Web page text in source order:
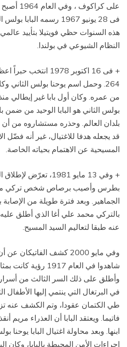
على
فى 28 يونيو 1967 رسمه
هذه السنوات حظي فويتيلا بتأييد
النظام الشيوعي في بولندا.
+ فى 16 اكتوبر 1978
264. وحمل اسم يوحنا بولس الثاني
بولس الثاني هو البابا الوحيد من ضمن
بلدان العالم. وحذره مستشاروه من
قد يجعله هدفا للاغتيال، غير أنه فضّل
المسيحية عن الاهتمام بحياته الخاصة.
+ وفي 13 مايو 1981،
بطرس وأصيب برصاص شخص تركي
الجماهير. وبعد فترة طويلة من الإصابة
بالتركي محمد علي أغا الذي أطلق
عنه طبقا لتعاليم السيد المسيح.
وفي مايو 2000 كشف
شاهدوا في العام 1917
وأطلق على ذلك السر الثالث من أسرار
في البرتغال التي ينتمي إليها الأطفال
طي الكتمان عقودا، وتم الكشف عنه
فاتيما. ويعتقد البابا أن العذراء مريم
ابنها. وبعد محاولة اغتيال البابا يوحنا
إجراءات الأمن المحيطة بالبابا، وكان